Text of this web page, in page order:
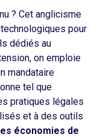
? Cet anglicisme
pour
dédiés au
on emploie
mandataire
tel que
pratiques légales
et à des outils
économies de